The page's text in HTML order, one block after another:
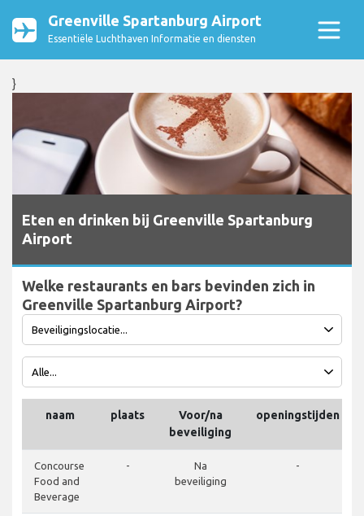
Greenville Spartanburg Airport
Essentiële Luchthaven Informatie en diensten
}
Eten en drinken bij Greenville Spartanburg
Airport
Welke restaurants en bars bevinden zich in
Greenville Spartanburg Airport?
naam plaats
Voor/na
beveiliging
openingstijden
Concourse
Food and
Beverage
-
Na
beveiliging
-